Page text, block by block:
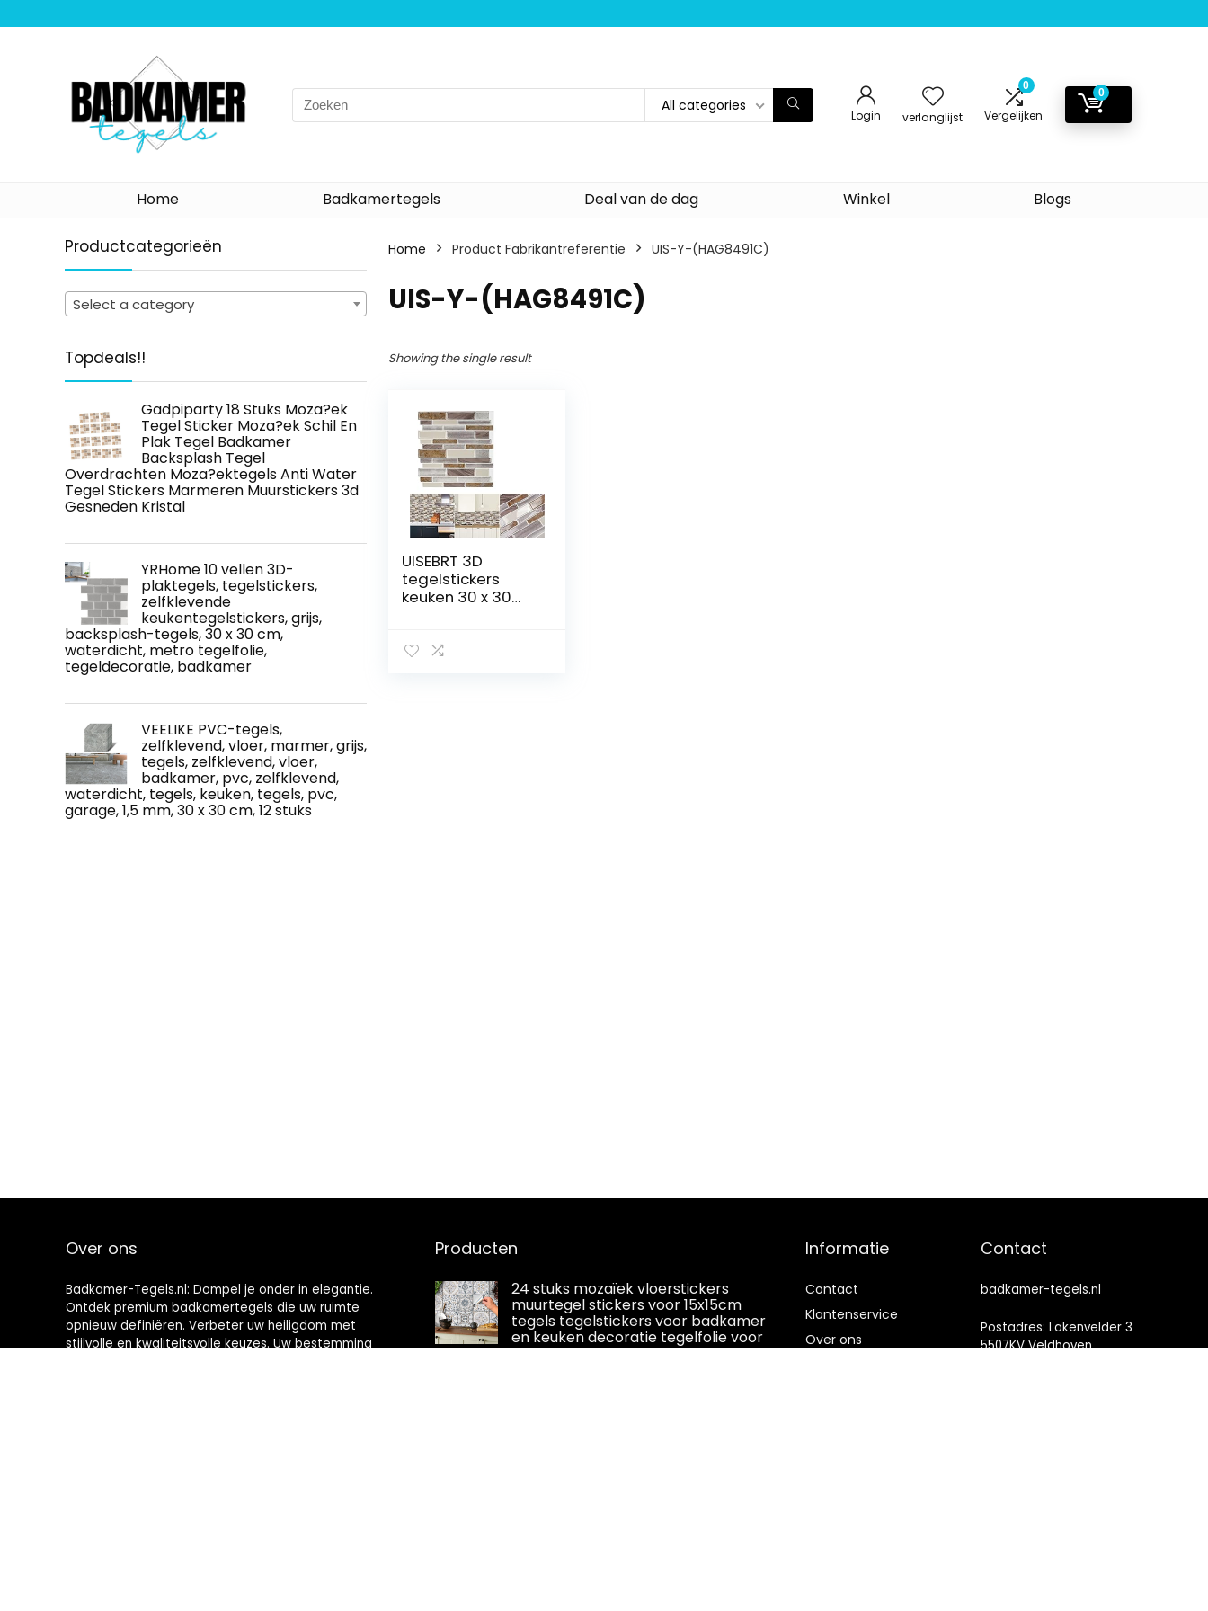
Search
for:
All categories
Login verlanglijst
0
Vergelijken
0
Home Badkamertegels Deal van de dag Winkel Blogs
Productcategorieën
Select a category
Topdeals!!
Gadpiparty 18 Stuks Moza?ek
Tegel Sticker Moza?ek Schil En
Plak Tegel Badkamer
Backsplash Tegel
Overdrachten Moza?ektegels Anti Water
Tegel Stickers Marmeren Muurstickers 3d
Gesneden Kristal
YRHome 10 vellen 3D-
plaktegels, tegelstickers,
zelfklevende
keukentegelstickers, grijs,
backsplash-tegels, 30 x 30 cm,
waterdicht, metro tegelfolie,
tegeldecoratie, badkamer
VEELIKE PVC-tegels,
zelfklevend, vloer, marmer, grijs,
tegels, zelfklevend, vloer,
badkamer, pvc, zelfklevend,
waterdicht, tegels, keuken, tegels, pvc,
garage, 1,5 mm, 30 x 30 cm, 12 stuks
Home Product Fabrikantreferentie ‎UIS-Y-(HAG8491C)
‎UIS-Y-(HAG8491C)
Showing the single result
UISEBRT 3D
tegelstickers
keuken 30 x 30
tegelsticker
Over ons
Badkamer-Tegels.nl: Dompel je onder in elegantie.
Ontdek premium badkamertegels die uw ruimte
opnieuw definiëren. Verbeter uw heiligdom met
stijlvolle en kwaliteitsvolle keuzes. Uw bestemming
Producten
24 stuks mozaïek vloerstickers
muurtegel stickers voor 15x15cm
tegels tegelstickers voor badkamer
en keuken decoratie tegelfolie voor
badkamer en keuken
Informatie
Contact
Klantenservice
Over ons
Contact
badkamer-tegels.nl
Postadres: Lakenvelder 3
5507KV Veldhoven